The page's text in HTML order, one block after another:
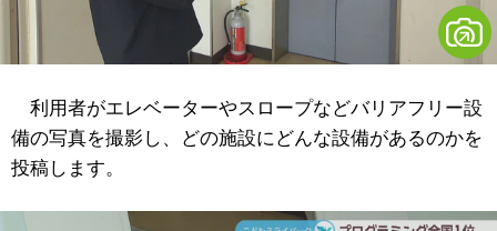
利用者がエレベーターやスロープなどバリアフリー設
備の写真を撮影し、どの施設にどんな設備があるのかを
投稿します。